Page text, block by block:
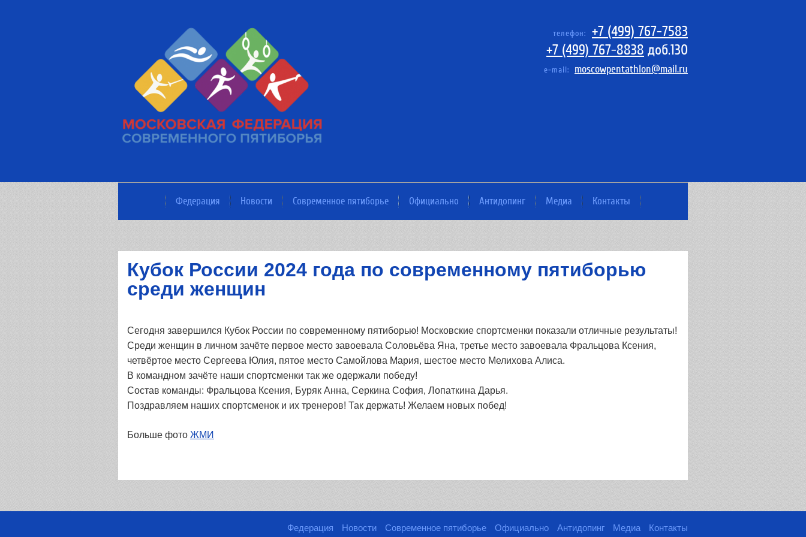
телефон:
+7 (499) 767-7583
+7 (499) 767-8838 доб.130
e-mail: moscowpentathlon@mail.ru
Федерация Новости Современное пятиборье Официально Антидопинг Медиа Контакты
Кубок России 2024 года по современному пятиборью
среди женщин
Сегодня завершился Кубок России по современному пятиборью! Московские спортсменки показали отличные результаты!
Среди женщин в личном зачёте первое место завоевала Соловьёва Яна, третье место завоевала Фральцова Ксения,
четвёртое место Сергеева Юлия, пятое место Самойлова Мария, шестое место Мелихова Алиса.
В командном зачёте наши спортсменки так же одержали победу!
Состав команды: Фральцова Ксения, Буряк Анна, Серкина София, Лопаткина Дарья.
Поздравляем наших спортсменок и их тренеров! Так держать! Желаем новых побед!
Больше фото ЖМИ
Федерация Новости Современное пятиборье Официально Антидопинг Медиа Контакты